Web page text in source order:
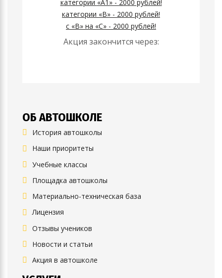
категории «А1» - 2000 рублей!
категории «B» - 2000 рублей!
с «B» на «C» - 2000 рублей!
Акция закончится через:
ОБ АВТОШКОЛЕ
История автошколы
Наши приоритеты
Учебные классы
Площадка автошколы
Материально-техническая база
Лицензия
Отзывы учеников
Новости и статьи
Акция в автошколе